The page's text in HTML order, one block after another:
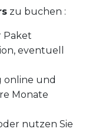
zu buchen :
Paket
eventuell
online und
Monate
nutzen Sie